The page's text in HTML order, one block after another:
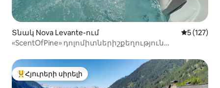
Տնակ Nova Levante-ում Միջին
5 (127)
«ScentOfPine» դոլոմիտներիշքեղություն
Հյուրերի սիրելի լավագույն տները
Հյուրերի սիրելի